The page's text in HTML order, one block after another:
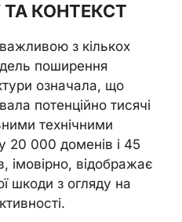
КОНТЕКСТ
з кількох
поширення
означала, що
потенційно тисячі
технічними
000 доменів і 45
імовірно, відображає
шкоди з огляду на